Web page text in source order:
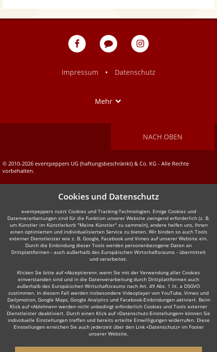
eventpeppers
Blog
eventpeppers
Impressum
• Datenschutz
Mehr
NACH OBEN
© 2010-2026 eventpeppers UG (haftungsbeschränkt) & Co. KG - Alle Rechte
vorbehalten.
Cookies und Datenschutz
eventpeppers nutzt Cookies und Tracking-Technologien. Einige Cookies und
Datenverarbeitungen sind für die Funktion unserer Website zwingend erforderlich (z. B.
um Künstler im Künstlerkorb "Meine Künstler" zu sammeln), andere helfen uns, Ihnen
einen optimierten und individualisierten Service zu bieten. Wir binden so auch Tools
externer Dienstleister wie z. B. Google, Facebook und Vimeo auf unserer Website ein.
Durch die Einbindung dieser Tools werden personenbezogene Daten an
Drittplattformen - auch außerhalb des Europäischen Wirtschaftsraums - übermittelt
und verarbeitet.
Klicken Sie bitte auf «Akzeptieren», wenn Sie mit der Verwendung aller Cookies
einverstanden sind und in die Datenverarbeitung durch Drittplattformen auch
außerhalb des Europäischen Wirtschaftsraums nach Art. 49 Abs. 1 lit. a DSGVO
zustimmen. In diesem Fall werden insbesondere Videoplayer von YouTube, Vimeo und
Dailymotion, Google Maps, Google Analytics und Facebook-Einbindungen aktiviert. Beim
Klick auf «Ablehnen» werden nicht unbedingt erforderlich Cookies und Tools externer
Dienstleister deaktiviert. Durch einen Klick auf «Datenschutz-Einstellungen» können Sie
individuelle Einstellungen treffen und bereits erteilte Einwilligungen widerrufen. Diese
Einstellungen erreichen Sie auch jederzeit über den Link «Datenschutz» im Footer
unserer Website.